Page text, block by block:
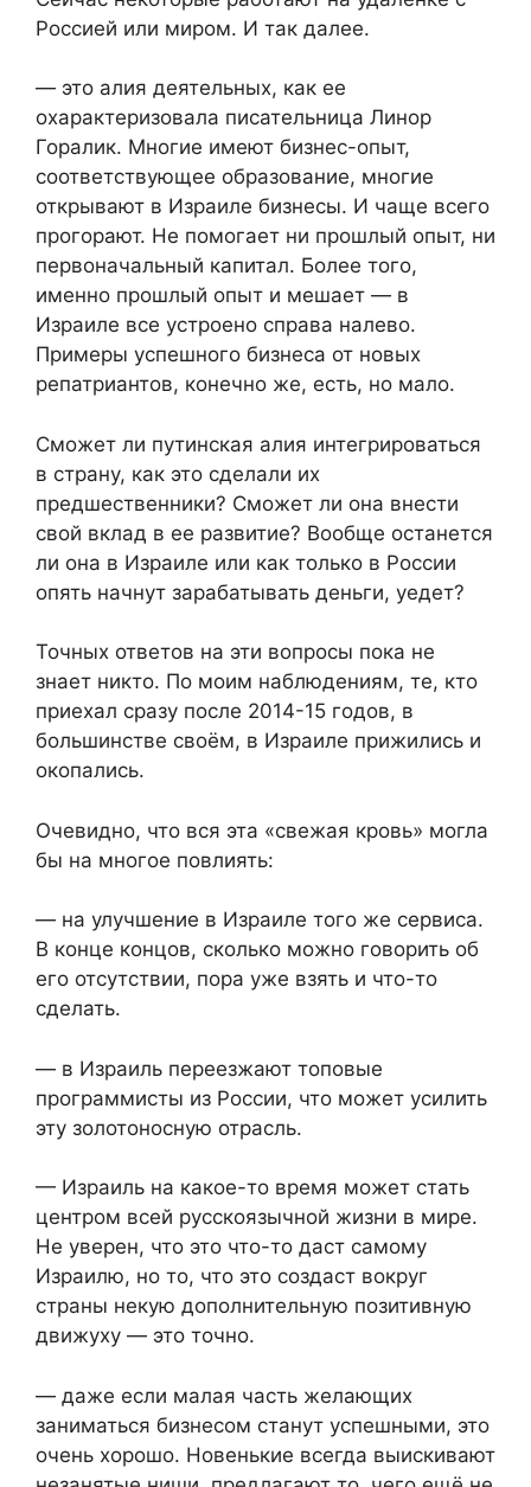
Россией или миром. И так далее.
— это алия деятельных, как ее
охарактеризовала писательница Линор
Горалик. Многие имеют бизнес-опыт,
соответствующее образование, многие
открывают в Израиле бизнесы. И чаще всего
прогорают. Не помогает ни прошлый опыт, ни
первоначальный капитал. Более того,
именно прошлый опыт и мешает — в
Израиле все устроено справа налево.
Примеры успешного бизнеса от новых
репатриантов, конечно же, есть, но мало.
Сможет ли путинская алия интегрироваться
в страну, как это сделали их
предшественники? Сможет ли она внести
свой вклад в ее развитие? Вообще останется
ли она в Израиле или как только в России
опять начнут зарабатывать деньги, уедет?
Точных ответов на эти вопросы пока не
знает никто. По моим наблюдениям, те, кто
приехал сразу после 2014-15 годов, в
большинстве своём, в Израиле прижились и
окопались.
Очевидно, что вся эта «свежая кровь» могла
бы на многое повлиять:
— на улучшение в Израиле того же сервиса.
В конце концов, сколько можно говорить об
его отсутствии, пора уже взять и что-то
сделать.
— в Израиль переезжают топовые
программисты из России, что может усилить
эту золотоносную отрасль.
— Израиль на какое-то время может стать
центром всей русскоязычной жизни в мире.
Не уверен, что это что-то даст самому
Израилю, но то, что это создаст вокруг
страны некую дополнительную позитивную
движуху — это точно.
— даже если малая часть желающих
заниматься бизнесом станут успешными, это
очень хорошо. Новенькие всегда выискивают